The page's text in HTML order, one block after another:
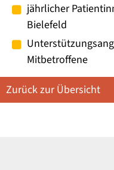
jährlicher
Bielefeld
Mitbetroffene
Zurück zur Übersicht